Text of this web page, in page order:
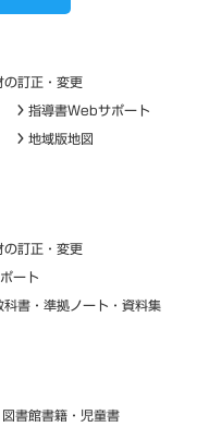
の訂正・変更
指導書Webサポート
地域版地図
の訂正・変更
ート
科書・準拠ノート・資料集
図書館書籍・児童書